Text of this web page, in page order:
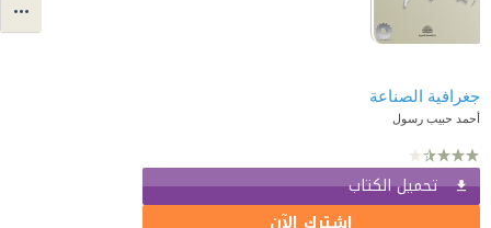
جغرافية الصناعة
أحمد حبيب رسول
تحميل الكتاب